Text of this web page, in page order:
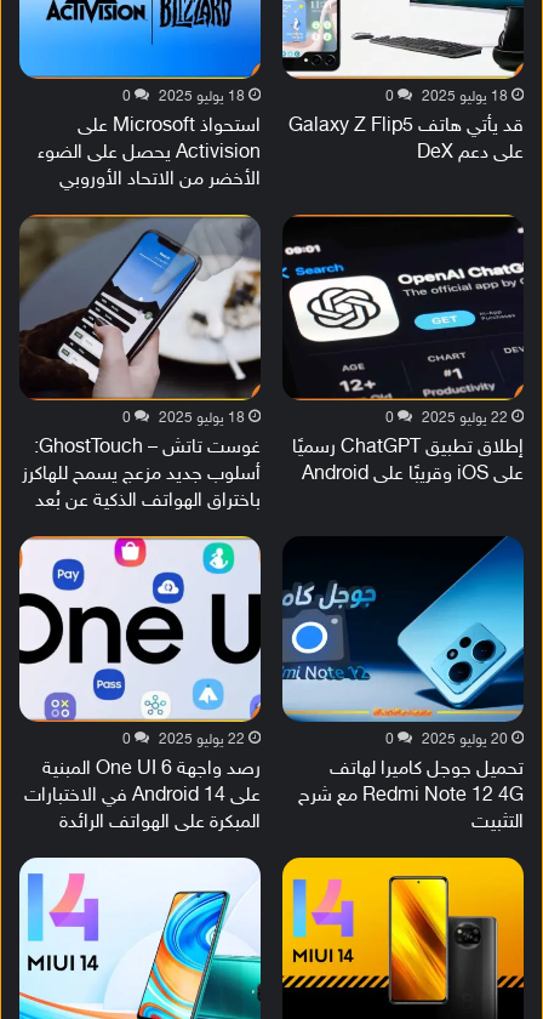
18 يوليو 2025 0
قد يأتي هاتف Galaxy Z Flip5
على دعم DeX
18 يوليو 2025 0
استحواذ Microsoft على
Activision يحصل على الضوء
الأخضر من الاتحاد الأوروبي
22 يوليو 2025 0
إطلاق تطبيق ChatGPT رسميًا
على iOS وقريبًا على Android
18 يوليو 2025 0
غوست تاتش – GhostTouch:
أسلوب جديد مزعج يسمح للهاكرز
باختراق الهواتف الذكية عن بُعد
20 يوليو 2025 0
تحميل جوجل كاميرا لهاتف
Redmi Note 12 4G مع شرح
التثبيت
22 يوليو 2025 0
رصد واجهة One UI 6 المبنية
على Android 14 في الاختبارات
المبكرة على الهواتف الرائدة